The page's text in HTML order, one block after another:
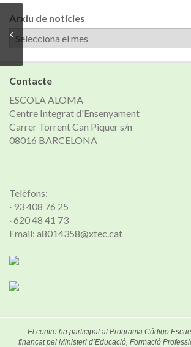
Arxiu de notícies
Contacte
ESCOLA ALOMA
Centre Integrat d'Ensenyament
Carrer Torrent Can Piquer s/n
08016 BARCELONA
Telèfons:
· 93 408 76 25
· 620 48 41 73
Email: a8014358@xtec.cat
El centre ha participat al Programa Código
finançat pel Ministeri d’Educació, Formació